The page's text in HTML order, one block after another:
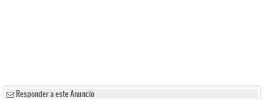
Responder a este Anuncio